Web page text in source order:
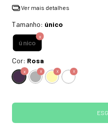
Ver mais detalhes
Tamanho: único
único
Cor: Rosa